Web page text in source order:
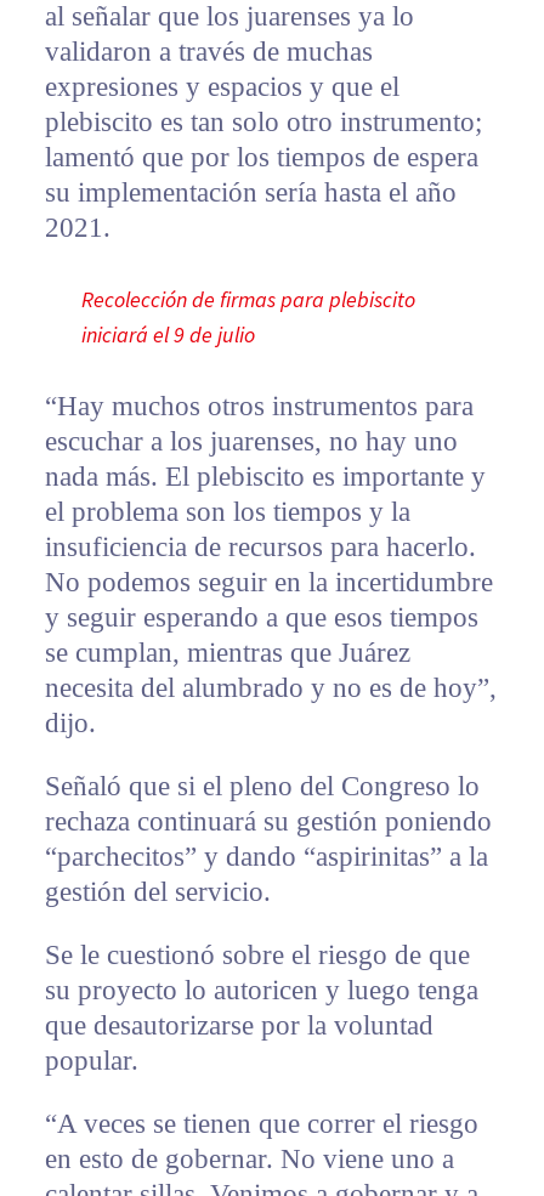
al señalar que los juarenses ya lo
validaron a través de muchas
expresiones y espacios y que el
plebiscito es tan solo otro instrumento;
lamentó que por los tiempos de espera
su implementación sería hasta el año
2021.
Recolección de firmas para plebiscito
iniciará el 9 de julio
“Hay muchos otros instrumentos para
escuchar a los juarenses, no hay uno
nada más. El plebiscito es importante y
el problema son los tiempos y la
insuficiencia de recursos para hacerlo.
No podemos seguir en la incertidumbre
y seguir esperando a que esos tiempos
se cumplan, mientras que Juárez
necesita del alumbrado y no es de hoy”,
dijo.
Señaló que si el pleno del Congreso lo
rechaza continuará su gestión poniendo
“parchecitos” y dando “aspirinitas” a la
gestión del servicio.
Se le cuestionó sobre el riesgo de que
su proyecto lo autoricen y luego tenga
que desautorizarse por la voluntad
popular.
“A veces se tienen que correr el riesgo
en esto de gobernar. No viene uno a